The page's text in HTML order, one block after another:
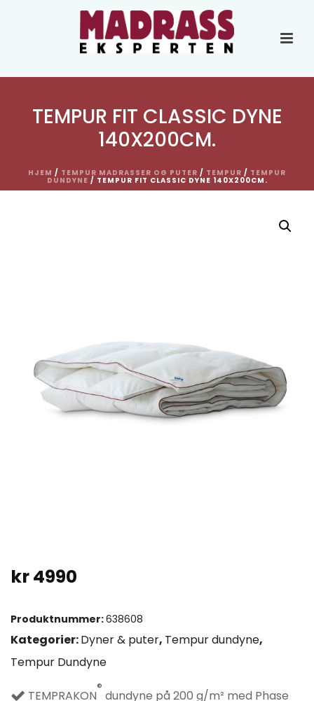
TEMPUR FIT CLASSIC DYNE
140X200CM.
HJEM / TEMPUR MADRASSER OG PUTER / TEMPUR / TEMPUR
DUNDYNE / TEMPUR FIT CLASSIC DYNE 140X200CM.
kr4990
Produktnummer:638608
Kategorier:Dyner & puter, Tempur dundyne,
Tempur Dundyne
TEMPRAKON
®
dundyne på 200 g/m² med Phase